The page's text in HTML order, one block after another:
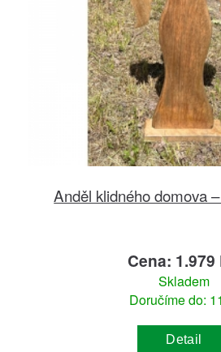
Anděl klidného domova
Cena: 1.979
Skladem
Doručíme do:
Detail